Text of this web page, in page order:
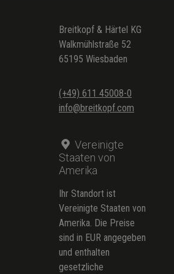
Breitkopf & Härtel KG
Walkmühlstraße 52
65195 Wiesbaden
(+49) 611 45008-0
info@breitkopf.com
Vereinigte
Staaten von
Amerika
Ihr Standort ist
Vereinigte Staaten von
Amerika. Die Preise
sind in EUR angegeben
und enthalten
gesetzliche